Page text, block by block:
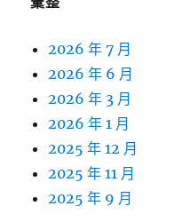
2026 年 7 月
2026 年 6 月
2026 年 3 月
2026 年 1 月
2025 年 12 月
2025 年 11 月
2025 年 9 月